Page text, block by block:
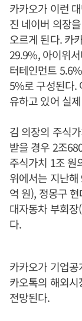
카카오가 이런
진 네이버 의장
오르게 된다. 카
29.9%, 아이위
터테인먼트
5%로 구성된다.
유하고 있어 실
김 의장의 주식
받을 경우 2조
주식가치 1조 원
위에서는 지난
억 원), 정몽구
대자동차 부회
다.
카카오가 기업
카오톡의 해외
전망된다.